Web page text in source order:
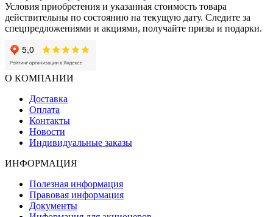
Условия приобретения и указанная стоимость товара
действительны по состоянию на текущую дату. Следите за
спецпредложениями и акциями, получайте призы и подарки.
О КОМПАНИИ
Доставка
Оплата
Контакты
Новости
Индивидуальные заказы
ИНФОРМАЦИЯ
Полезная информация
Правовая информация
Документы